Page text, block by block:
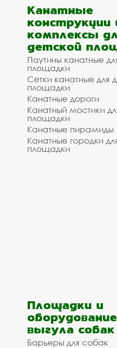
Канатные
конструкции
комплексы
детской
Паутины канатные
площадки
Сетки канатные для
площадки
Канатные дороги
Канатный мостики
площадки
Канатные пирамиды
Канатные городки
площадки
Площадки и
выгула собак
Барьеры для собак